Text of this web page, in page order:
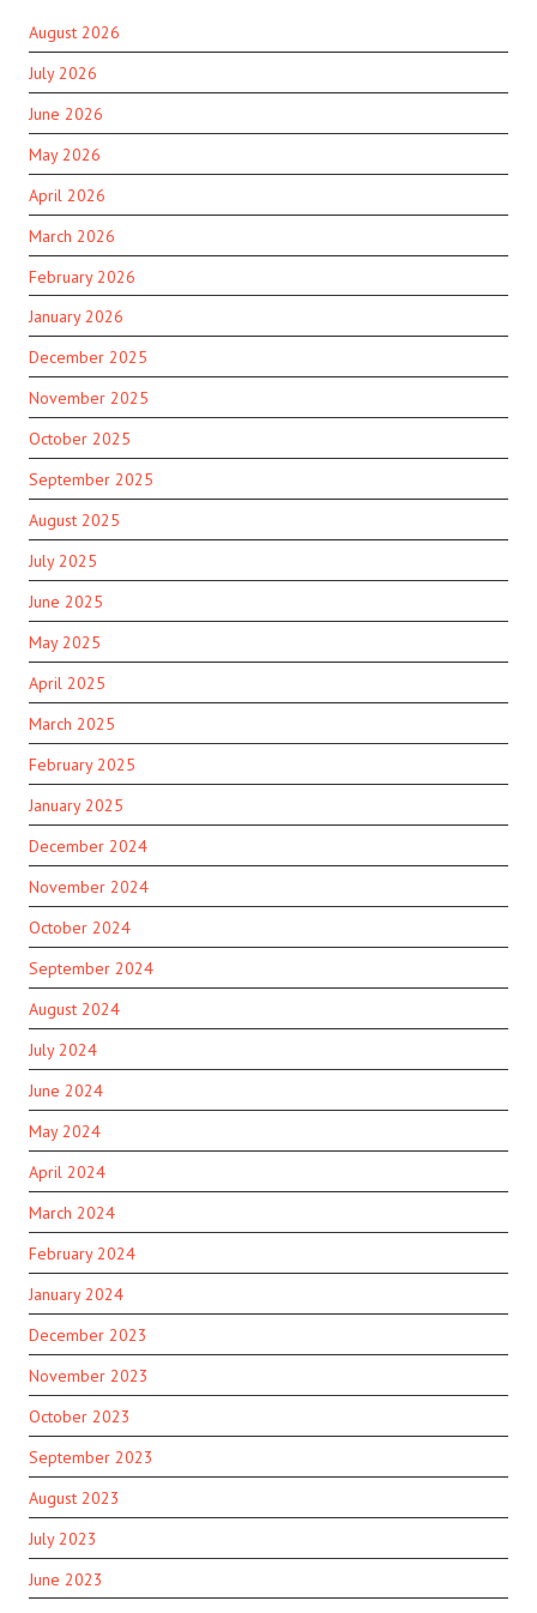
August 2026
July 2026
June 2026
May 2026
April 2026
March 2026
February 2026
January 2026
December 2025
November 2025
October 2025
September 2025
August 2025
July 2025
June 2025
May 2025
April 2025
March 2025
February 2025
January 2025
December 2024
November 2024
October 2024
September 2024
August 2024
July 2024
June 2024
May 2024
April 2024
March 2024
February 2024
January 2024
December 2023
November 2023
October 2023
September 2023
August 2023
July 2023
June 2023